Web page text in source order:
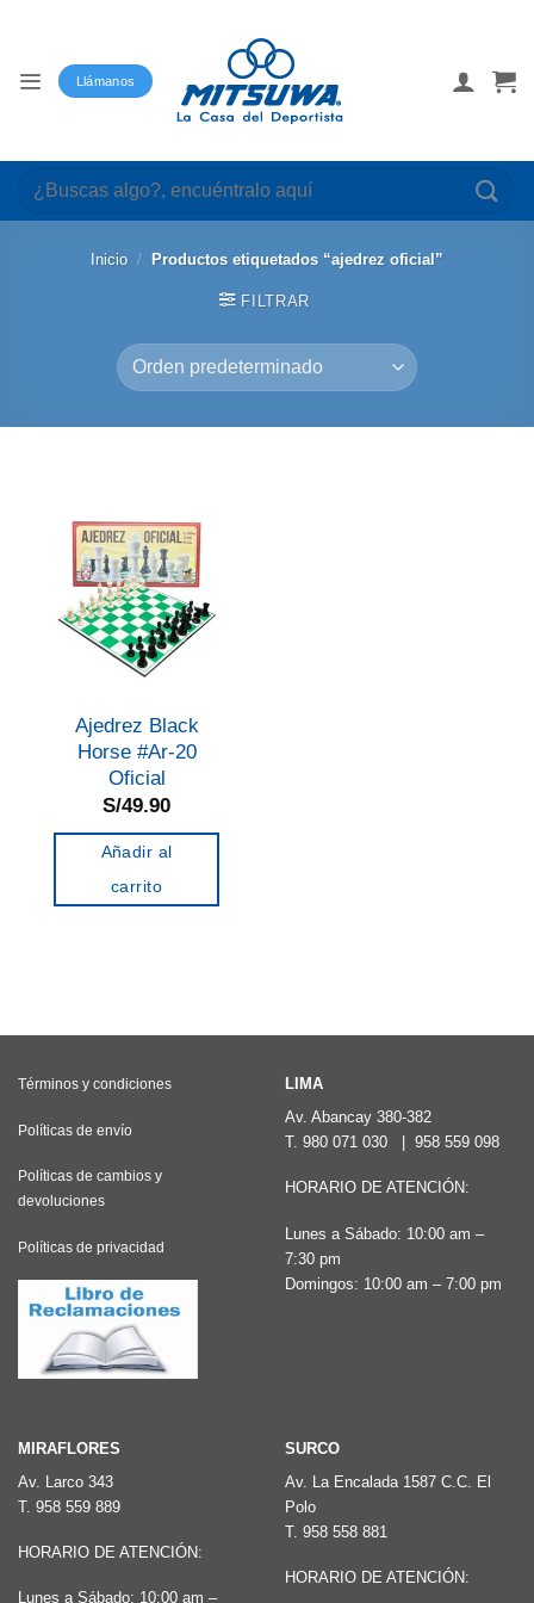
Llámanos
Buscar
por:
Inicio / Productos etiquetados “ajedrez oficial”
FILTRAR
Ajedrez Black
Horse #Ar-20
Oficial
S/49.90
Añadir al
carrito
Términos y condiciones
Políticas de envío
Políticas de cambios y
devoluciones
Políticas de privacidad
LIMA
Av. Abancay 380-382
T. 980 071 030 958 559 098
HORARIO DE ATENCIÓN:
Lunes a Sábado: 10:00 am –
7:30 pm
Domingos: 10:00 am – 7:00 pm
MIRAFLORES
Av. Larco 343
T. 958 559 889
HORARIO DE ATENCIÓN:
Lunes a Sábado: 10:00 am –
SURCO
Av. La Encalada 1587 C.C. El
Polo
T. 958 558 881
HORARIO DE ATENCIÓN: